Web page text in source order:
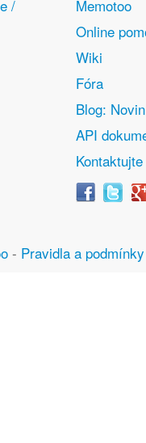
/
Memotoo
Online
Wiki
Fóra
Blog:
API
- Pravidla a podmínky